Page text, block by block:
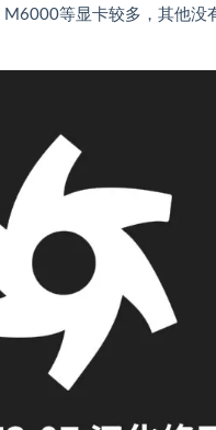
等显卡较多，其他没